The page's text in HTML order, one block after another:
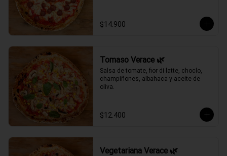
$14.900
Tomaso Verace 🌿
Salsa de tomate, fior di latte, choclo,
champiñones, albahaca y aceite de
oliva.
$12.400
Vegetariana Verace 🌿